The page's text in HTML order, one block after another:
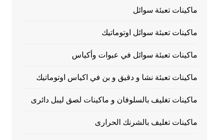
ماكينات تعبئة سوائل
ماكينات تعبئة سوائل اوتوماتيك
ماكينات تعبئة سوائل في عبوات وأكياس
ماكينات تعبئة نشا و دقيق و بن في اكياس اوتوماتيك
ماكينات تغليف بالسلوفان و ماكينات لصق ليبل دائرى
ماكينات تغليف بالشرنك الحرارى